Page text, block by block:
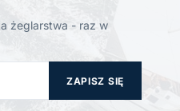
żeglarstwa - raz w
ZAPISZ SIĘ